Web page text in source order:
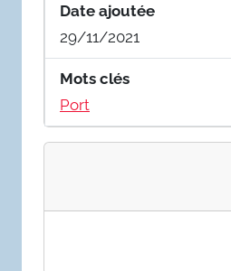
Date ajoutée
29/11/2021
Mots clés
Port